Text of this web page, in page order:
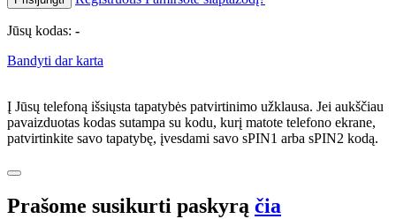
Jūsų kodas: -
Bandyti dar karta
Į Jūsų telefoną išsiųsta tapatybės patvirtinimo užklausa. Jei aukščiau
pavaizduotas kodas sutampa su kodu, kurį matote telefono ekrane,
patvirtinkite savo tapatybę, įvesdami savo sPIN1 arba sPIN2 kodą.
Prašome susikurti paskyrą čia